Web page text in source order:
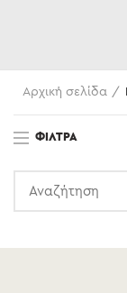
Αρχική σελίδα
ΦΊΛΤΡΑ